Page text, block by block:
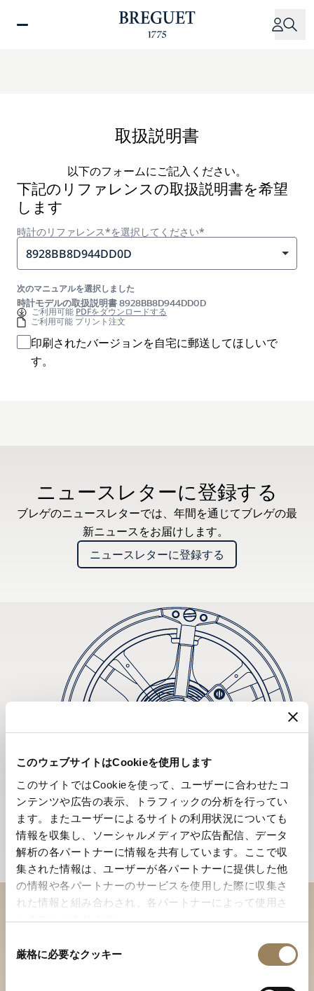
このウェブサイトはCookieを使用します
このサイトではCookieを使って、ユーザーに合わせたコ
ンテンツや広告の表示、トラフィックの分析を行ってい
ます。またユーザーによるサイトの利用状況についても
情報を収集し、ソーシャルメディアや広告配信、データ
解析の各パートナーに情報を共有しています。ここで収
集された情報は、ユーザーが各パートナーに提供した他
の情報や各パートナーのサービスを使用した際に収集さ
れた情報と組み合わされ、各パートナーによって使用さ
れることがあります。
厳格に必要なクッキー
取扱説明書
以下のフォームにご記入ください。
下記のリファレンスの取扱説明書を希望
します
時計のリファレンス*を選択してください*
8928BB8D944DD0D
次のマニュアルを選択しました
時計モデルの取扱説明書 8928BB8D944DD0D
ご利用可能PDFをダウンロードする
ご利用可能 プリント注文
印刷されたバージョンを自宅に郵送してほしいで
す。
ニュースレターに登録する
ブレゲのニュースレターでは、年間を通じてブレゲの最
新ニュースをお届けします。
ニュースレターに登録する
ブティックでコレクションを
ご覧ください